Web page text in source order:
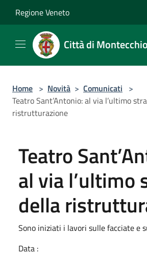
Regione Veneto
Città di
Home > Novità > Comunicati >
Teatro Sant’Antonio: al via l’ultimo
ristrutturazione
Teatro
al via l’ultimo
della
Sono iniziati i lavori sulle facciate e
Data :